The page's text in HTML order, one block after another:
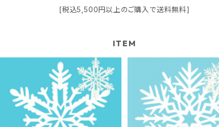
[税込5,500円以上のご購入で送料無料]
ITEM